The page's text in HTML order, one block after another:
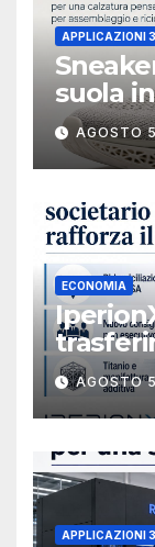
APPLICAZIONI
suola
AGOSTO
ECONOMIA
Stati
ha
AGOSTO
APPLICAZIONI